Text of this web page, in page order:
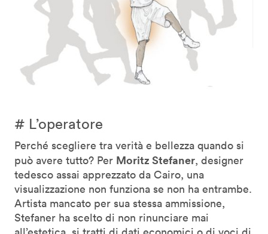
# L’operatore
Perché scegliere tra verità e bellezza quando si
può avere tutto? Per Moritz Stefaner, designer
tedesco assai apprezzato da Cairo, una
visualizzazione non funziona se non ha entrambe.
Artista mancato per sua stessa ammissione,
Stefaner ha scelto di non rinunciare mai